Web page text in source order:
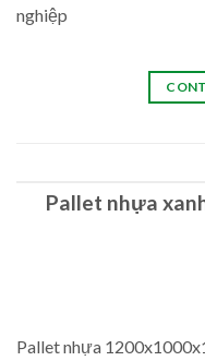
nghiệp
Pallet nhựa
Pallet nhựa